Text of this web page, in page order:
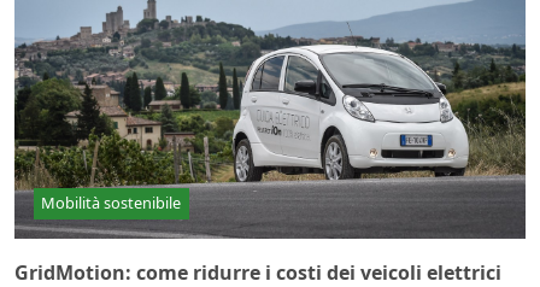
Mobilità sostenibile
GridMotion: come ridurre i costi dei veicoli elettrici